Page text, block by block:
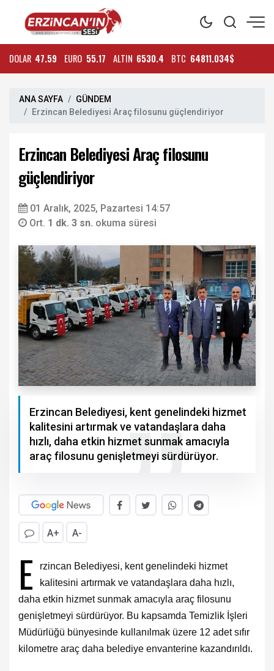
DOLAR 47.59 EURO 55.17 ALTIN 6530.4 BTC 64811.034$
ANA SAYFA
GÜNDEM
Erzincan Belediyesi Araç filosunu güçlendiriyor
Erzincan Belediyesi Araç filosunu
güçlendiriyor
01 Aralık, 2025, Pazartesi 14:57
Ort. 1 dk. 3 sn. okuma süresi
Erzincan Belediyesi, kent genelindeki hizmet
kalitesini artırmak ve vatandaşlara daha
hızlı, daha etkin hizmet sunmak amacıyla
araç filosunu genişletmeyi sürdürüyor.
A+ A-
E
rzincan Belediyesi, kent genelindeki hizmet
kalitesini artırmak ve vatandaşlara daha hızlı,
daha etkin hizmet sunmak amacıyla araç filosunu
genişletmeyi sürdürüyor. Bu kapsamda Temizlik İşleri
Müdürlüğü bünyesinde kullanılmak üzere 12 adet sıfır
kilometre araç daha belediye envanterine kazandırıldı.